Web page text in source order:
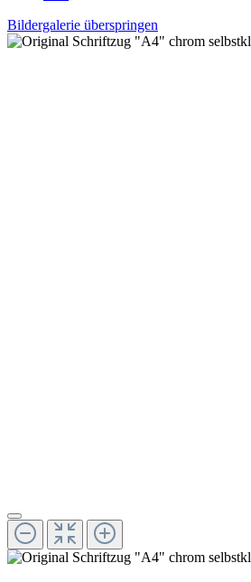
Bildergalerie überspringen